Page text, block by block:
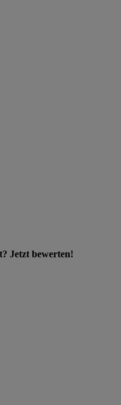
Jetzt bewerten!